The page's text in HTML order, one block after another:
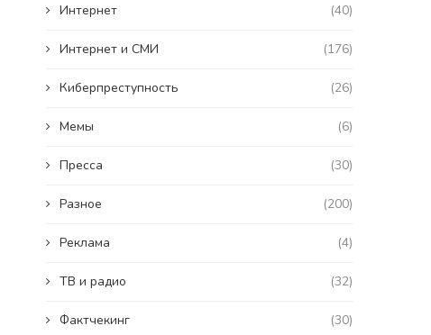
Интернет (40)
Интернет и СМИ (176)
Киберпреступность (26)
Мемы (6)
Пресса (30)
Разное (200)
Реклама (4)
ТВ и радио (32)
Фактчекинг (30)